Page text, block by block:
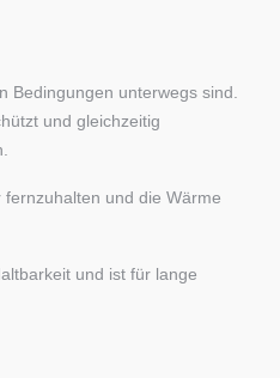
Bedingungen unterwegs sind.
und gleichzeitig
und die Wärme
und ist für lange